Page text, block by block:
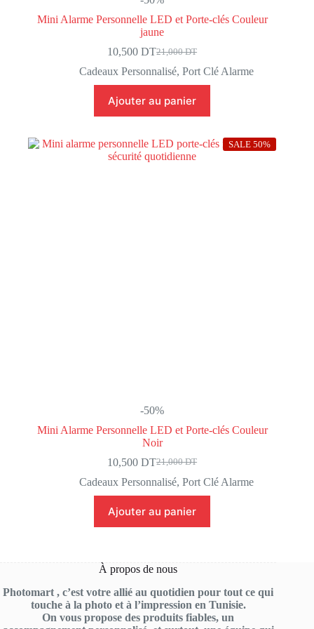
Mini Alarme Personnelle LED et Porte-clés Couleur
jaune
21,000DT
Le
prix
initial
21,000 DT.
10,500DTLe
prix
actuel
10,500 DT.
Cadeaux Personnalisé, Port Clé Alarme
Ajouter au panier
-50%
Mini Alarme Personnelle LED et Porte-clés Couleur
Noir
SALE 50%
21,000DT
Le
prix
21,000 DT.
10,500DTLe
prix
10,500 DT.
Cadeaux Personnalisé, Port Clé Alarme
Ajouter au panier
À propos de nous
Photomart , c’est votre allié au quotidien pour tout ce qui
touche à la photo et à l’impression en Tunisie.
On vous propose des produits fiables, un